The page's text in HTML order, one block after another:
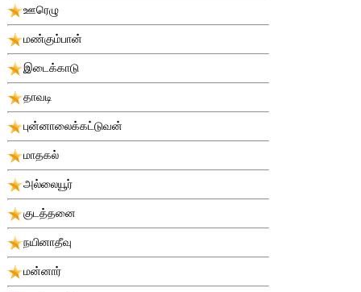
ஊரெழு
மண்கும்பான்
இடைக்காடு
தாவடி
புன்னாலைக்கட்டுவன்
மாதகல்
அல்லையூர்
குடத்தனை
நயினாதீவு
மன்னார்